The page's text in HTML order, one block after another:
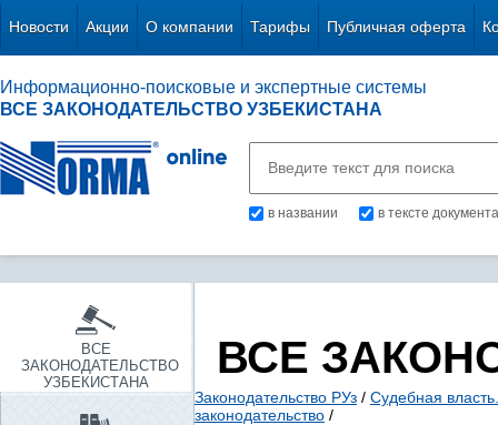
Новости Акции О компании Тарифы Публичная оферта
Информационно-поисковые и экспертные системы
ВСЕ ЗАКОНОДАТЕЛЬСТВО УЗБЕКИСТАНА
в названии в тексте документа
ВСЕ
ЗАКОНОДАТЕЛЬСТВО
УЗБЕКИСТАНА
ВСЕ
Законодательство РУз / Судебная
законодательство /